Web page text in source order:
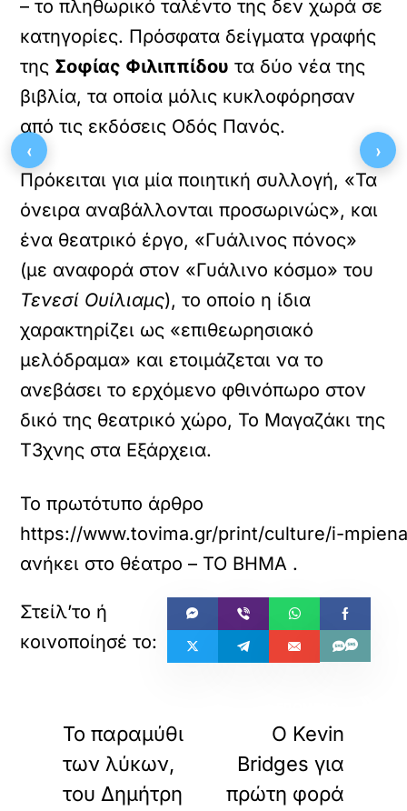
– το πληθωρικό ταλέντο της δεν χωρά σε
κατηγορίες. Πρόσφατα δείγματα γραφής
της Σοφίας Φιλιππίδου τα δύο νέα της
βιβλία, τα οποία μόλις κυκλοφόρησαν
από τις εκδόσεις Οδός Πανός.
Πρόκειται για μία ποιητική συλλογή, «Τα
όνειρα αναβάλλονται προσωρινώς», και
ένα θεατρικό έργο, «Γυάλινος πόνος»
(με αναφορά στον «Γυάλινο κόσμο» του
Τενεσί Ουίλιαμς), το οποίο η ίδια
χαρακτηρίζει ως «επιθεωρησιακό
μελόδραμα» και ετοιμάζεται να το
ανεβάσει το ερχόμενο φθινόπωρο στον
δικό της θεατρικό χώρο, Το Μαγαζάκι της
Τ3χνης στα Εξάρχεια.
Το πρωτότυπο άρθρο
https://www.tovima.gr/print/culture/i-
ανήκει στο θέατρο – ΤΟ ΒΗΜΑ .
Το παραμύθι
των λύκων,
του Δημήτρη
Ο Kevin
Bridges για
πρώτη φορά
‹ ›